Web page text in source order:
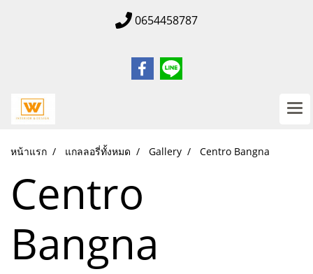
0654458787
หน้าแรก แกลลอรี่ทั้งหมด Gallery Centro Bangna
Centro
Bangna